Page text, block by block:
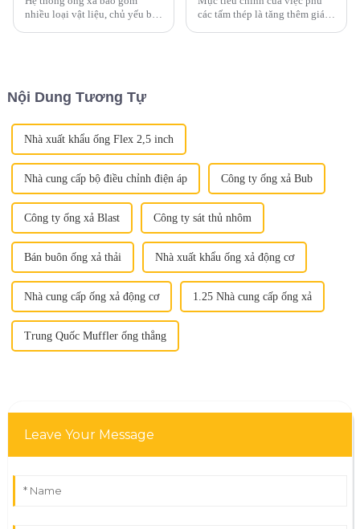
nhiều loại vật liệu, chủ yếu bao
các tấm thép là tăng thêm giá
Nội Dung Tương Tự
Nhà xuất khẩu ống Flex 2,5 inch
Nhà cung cấp bộ điều chỉnh điện áp Công ty ống xả Bub
Công ty ống xả Blast Công ty sát thủ nhôm
Bán buôn ống xả thải Nhà xuất khẩu ống xả động cơ
Nhà cung cấp ống xả động cơ 1.25 Nhà cung cấp ống xả
Trung Quốc Muffler ống thẳng
Leave Your Message